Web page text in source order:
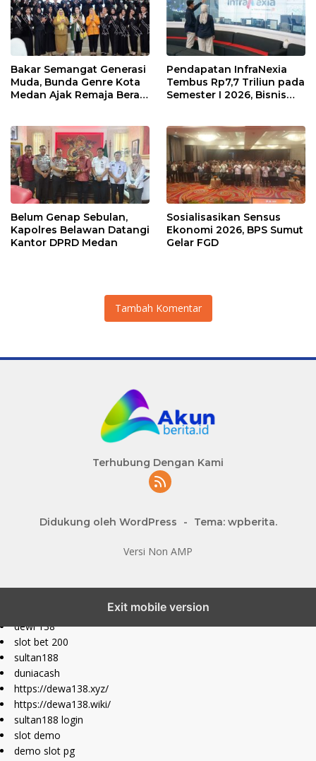
Bakar Semangat Generasi
Muda, Bunda Genre Kota
Medan Ajak Remaja Berani
Pendapatan InfraNexia
Tembus Rp7,7 Triliun pada
Semester I 2026, Bisnis
Belum Genap Sebulan,
Kapolres Belawan Datangi
Kantor DPRD Medan
Sosialisasikan Sensus
Ekonomi 2026, BPS Sumut
Gelar FGD
Tambah Komentar
Terhubung Dengan Kami
Didukung oleh WordPress - Tema: wpberita.
Versi Non AMP
Exit mobile version
dewi 138
slot bet 200
sultan188
duniacash
https://dewa138.xyz/
https://dewa138.wiki/
sultan188 login
slot demo
demo slot pg